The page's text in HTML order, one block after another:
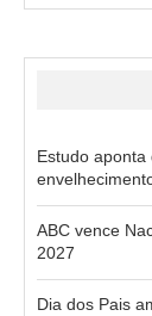
Estudo
ABC vence
2027
Dia dos Pais